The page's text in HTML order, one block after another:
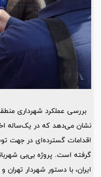
نشان می‌دهد که در یک‌ساله
اقدامات گسترده‌ای در جهت
گرفته است. پروژه بی‌بی